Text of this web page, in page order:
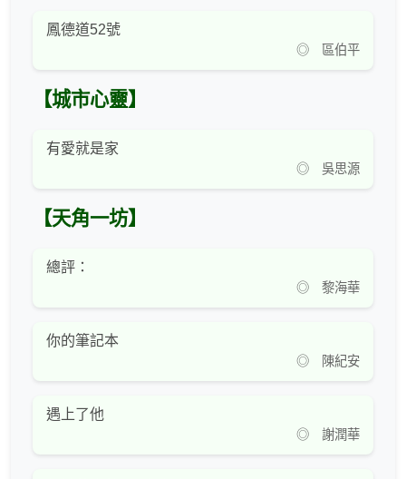
鳳德道52號
◎ 區伯平
【城市心靈】
有愛就是家
◎ 吳思源
【天角一坊】
總評：
◎ 黎海華
你的筆記本
◎ 陳紀安
遇上了他
◎ 謝潤華